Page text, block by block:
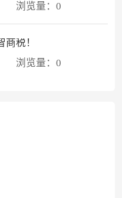
浏览量：0
税！
浏览量：0